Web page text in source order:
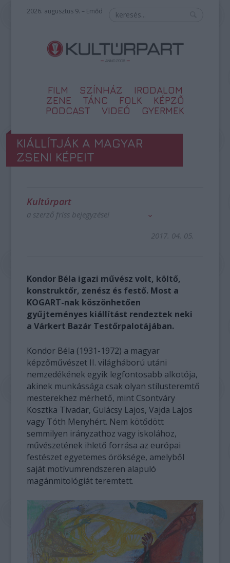
2026. augusztus 9. – Emőd
FILM SZÍNHÁZ
IRODALOM
ZENE
TÁNC FOLK
KÉPZŐ
PODCAST
VIDEÓ GYERMEK
KIÁLLÍTJÁK A MAGYAR
ZSENI KÉPEIT
Kultúrpart
a szerző friss bejegyzései
2017. 04. 05.
Kondor Béla igazi művész volt, költő,
konstruktőr, zenész és festő. Most a
KOGART-nak köszönhetően
gyűjteményes kiállítást rendeztek neki
a Várkert Bazár Testőrpalotájában.
Kondor Béla (1931-1972) a magyar
képzőművészet II. világháború utáni
nemzedékének egyik legfontosabb alkotója,
akinek munkássága csak olyan stílusteremtő
mesterekhez mérhető, mint Csontváry
Kosztka Tivadar, Gulácsy Lajos, Vajda Lajos
vagy Tóth Menyhért. Nem kötődött
semmilyen irányzathoz vagy iskolához,
művészetének ihlető forrása az európai
festészet egyetemes öröksége, amelyből
saját motívumrendszeren alapuló
magánmitológiát teremtett.